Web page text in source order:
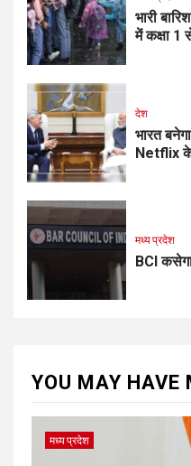
भारी
में कक्षा
देश
भारत
Netflix के
मध्य प्रदेश
BCI
YOU MAY HAVE
मध्य प्रदेश